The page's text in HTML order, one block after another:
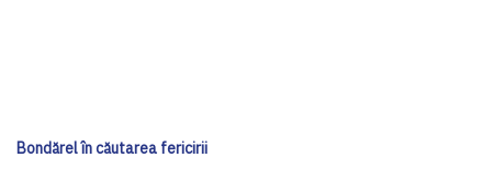
Bondărel în căutarea fericirii